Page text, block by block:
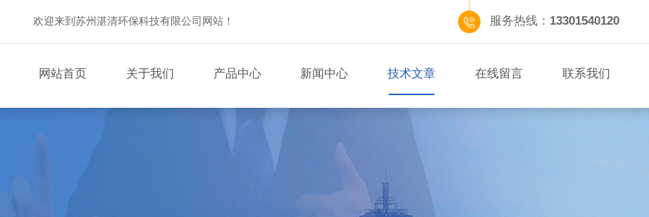
欢迎来到苏州湛清环保科技有限公司网站！ 服务热线： 13301540120
网站首页 关于我们 产品中心 新闻中心 技术文章 在线留言 联系我们